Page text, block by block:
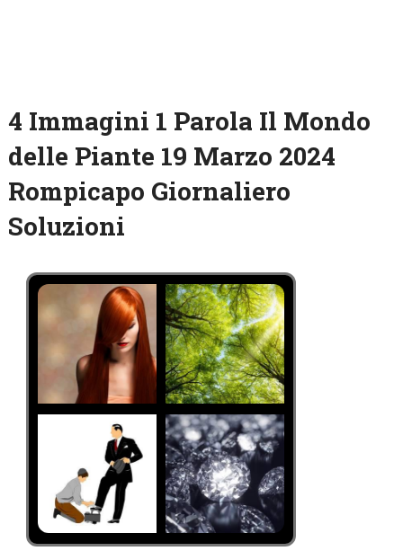
4 Immagini 1 Parola Il Mondo
delle Piante 19 Marzo 2024
Rompicapo Giornaliero
Soluzioni